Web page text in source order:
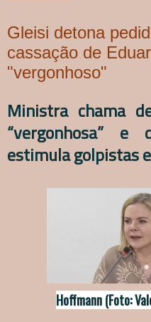
Gleisi detona
cassação de
"vergonhoso"
Ministra chama
“vergonhosa” e
estimula golpistas
Hoffmann (Foto: